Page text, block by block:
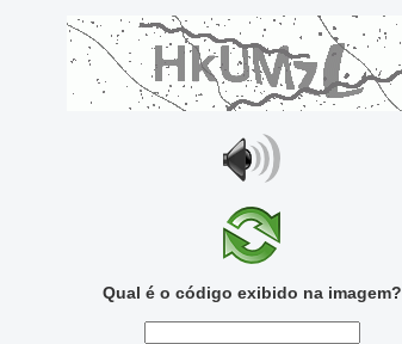
Qual é o código exibido na imagem?